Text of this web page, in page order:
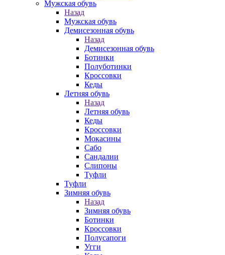
Мужская обувь
Назад
Мужская обувь
Демисезонная обувь
Назад
Демисезонная обувь
Ботинки
Полуботинки
Кроссовки
Кеды
Летняя обувь
Назад
Летняя обувь
Кеды
Кроссовки
Мокасины
Сабо
Сандалии
Слипоны
Туфли
Туфли
Зимняя обувь
Назад
Зимняя обувь
Ботинки
Кроссовки
Полусапоги
Угги